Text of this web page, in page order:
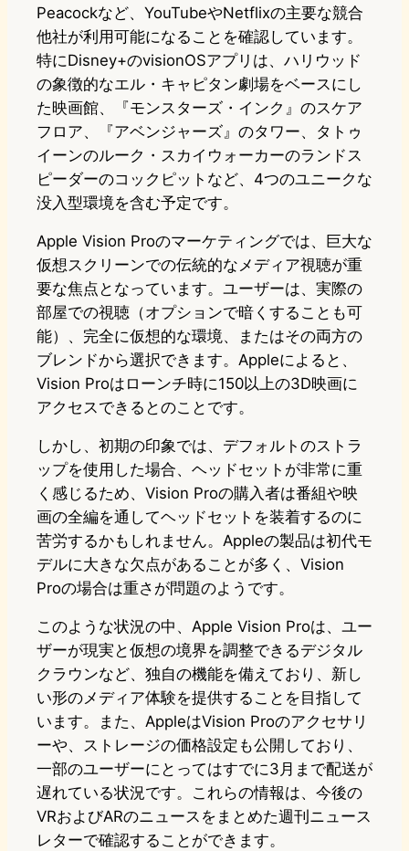
Peacockなど、YouTubeやNetflixの主要な競合
他社が利用可能になることを確認しています。
特にDisney+のvisionOSアプリは、ハリウッド
の象徴的なエル・キャピタン劇場をベースにし
た映画館、『モンスターズ・インク』のスケア
フロア、『アベンジャーズ』のタワー、タトゥ
イーンのルーク・スカイウォーカーのランドス
ピーダーのコックピットなど、4つのユニークな
没入型環境を含む予定です。
Apple Vision Proのマーケティングでは、巨大な
仮想スクリーンでの伝統的なメディア視聴が重
要な焦点となっています。ユーザーは、実際の
部屋での視聴（オプションで暗くすることも可
能）、完全に仮想的な環境、またはその両方の
ブレンドから選択できます。Appleによると、
Vision Proはローンチ時に150以上の3D映画に
アクセスできるとのことです。
しかし、初期の印象では、デフォルトのストラ
ップを使用した場合、ヘッドセットが非常に重
く感じるため、Vision Proの購入者は番組や映
画の全編を通してヘッドセットを装着するのに
苦労するかもしれません。Appleの製品は初代モ
デルに大きな欠点があることが多く、Vision
Proの場合は重さが問題のようです。
このような状況の中、Apple Vision Proは、ユー
ザーが現実と仮想の境界を調整できるデジタル
クラウンなど、独自の機能を備えており、新し
い形のメディア体験を提供することを目指して
います。また、AppleはVision Proのアクセサリ
ーや、ストレージの価格設定も公開しており、
一部のユーザーにとってはすでに3月まで配送が
遅れている状況です。これらの情報は、今後の
VRおよびARのニュースをまとめた週刊ニュース
レターで確認することができます。